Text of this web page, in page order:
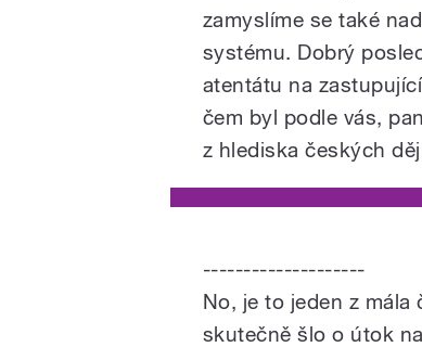
zamyslíme se také
systému. Dobrý
atentátu na
čem byl podle vás,
z hlediska českých
--------------------
No, je to jeden z
skutečně šlo o útok